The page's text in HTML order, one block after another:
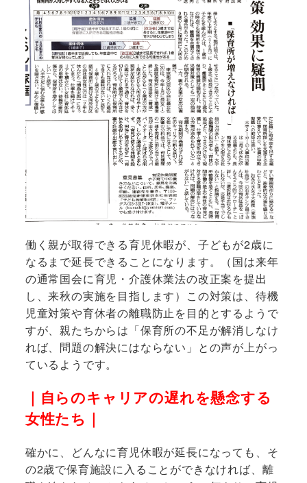
働く親が取得できる育児休暇が、子どもが2歳に
なるまで延長できることになります。（国は来年
の通常国会に育児・介護休業法の改正案を提出
し、来秋の実施を目指します）この対策は、待機
児童対策や育休者の離職防止を目的とするようで
すが、親たちからは「保育所の不足が解消しなけ
れば、問題の解決にはならない」との声が上がっ
ているようです。
｜自らのキャリアの遅れを懸念する
女性たち｜
確かに、どんなに育児休暇が延長になっても、そ
の2歳で保育施設に入ることができなければ、離